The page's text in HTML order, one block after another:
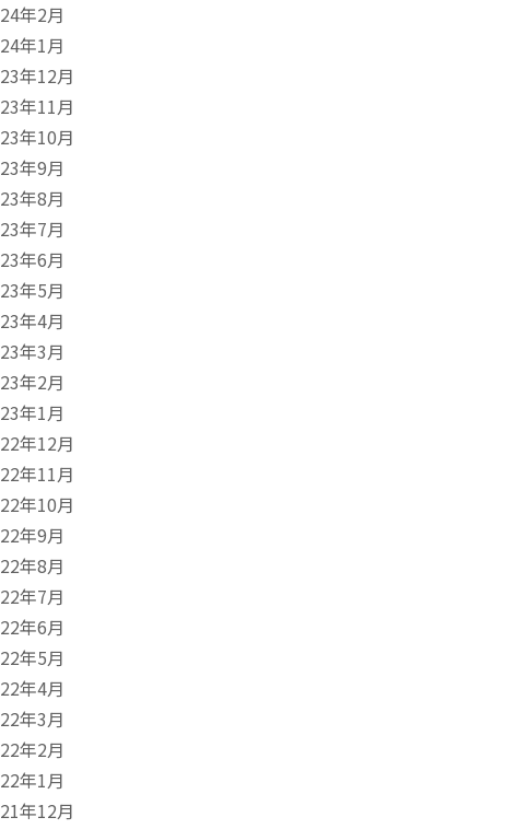
年2月
年1月
年12月
年11月
年10月
年9月
年8月
年7月
年6月
年5月
年4月
年3月
年2月
年1月
年12月
年11月
年10月
年9月
年8月
年7月
年6月
年5月
年4月
年3月
年2月
年1月
年12月